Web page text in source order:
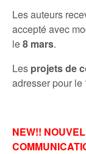
Les auteurs
accepté avec
le8 mars.
Les projets de
adresser pour le
NEW!!